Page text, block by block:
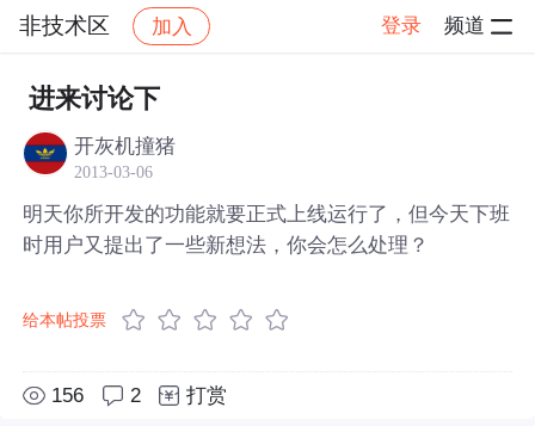
非技术区 加入 登录 频道
社区 非技术区
进来讨论下
开灰机撞猪
2013-03-06
明天你所开发的功能就要正式上线运行了，但今天下班
时用户又提出了一些新想法，你会怎么处理？
给本帖投票
156 2 打赏